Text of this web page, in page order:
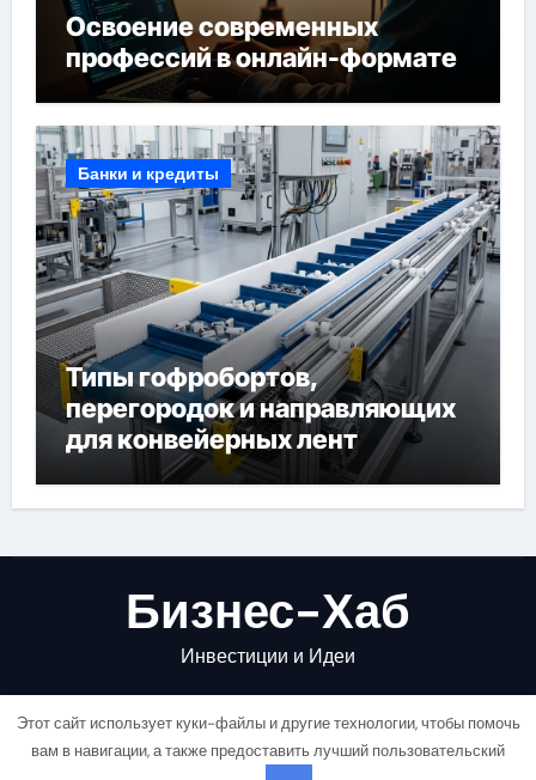
Освоение современных
профессий в онлайн-формате
Банки и кредиты
Типы гофробортов,
перегородок и направляющих
для конвейерных лент
Бизнес-Хаб
Инвестиции и Идеи
Этот сайт использует куки-файлы и другие технологии, чтобы помочь
вам в навигации, а также предоставить лучший пользовательский